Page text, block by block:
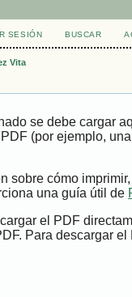
SESIÓN BUSCAR
Vita
se debe cargar
(por ejemplo,
sobre cómo
una guía útil de
el PDF
Para descargar